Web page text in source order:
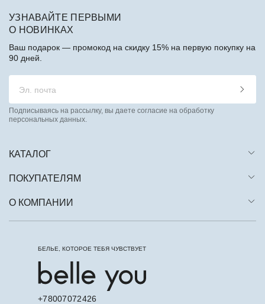
КАТАЛОГ
ПОКУПАТЕЛЯМ
О КОМПАНИИ
УЗНАВАЙТЕ ПЕРВЫМИ
О НОВИНКАХ
Ваш подарок — промокод на скидку 15% на первую покупку на
90 дней.
Подписываясь на рассылку, вы даете согласие на обработку
персональных данных.
БЕЛЬЕ, КОТОРОЕ ТЕБЯ ЧУВСТВУЕТ
+78007072426